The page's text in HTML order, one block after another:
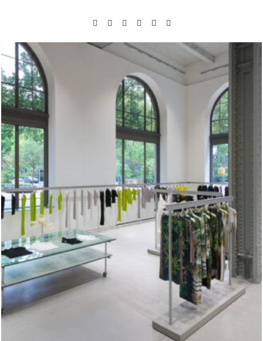
ISSEY MIYAKE AU 45 MADISON AVENUE : LE PLI COMME